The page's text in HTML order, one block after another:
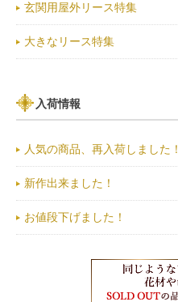
玄関用屋外リース特集
大きなリース特集
入荷情報
人気の商品、再入荷しました！
新作出来ました！
お値段下げました！